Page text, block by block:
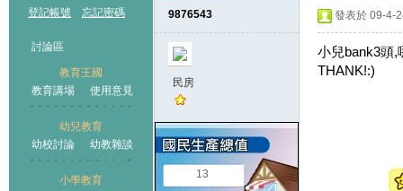
登記帳號 忘記密碼
討論區
教育王國
教育講場
使用意見
幼兒教育
幼校討論
幼教雜談
小學教育
王國
9876543
民房
13
發表於 09-4-
小兒bank3頭,
THANK!:)